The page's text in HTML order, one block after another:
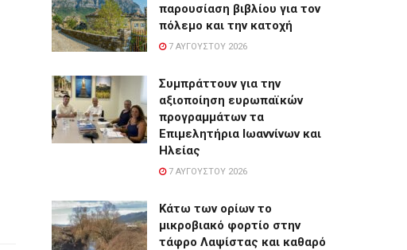
παρουσίαση βιβλίου για τον
πόλεμο και την κατοχή
7 ΑΥΓΟΎΣΤΟΥ 2026
Συμπράττουν για την
αξιοποίηση ευρωπαϊκών
προγραμμάτων τα
Επιμελητήρια Ιωαννίνων και
Ηλείας
7 ΑΥΓΟΎΣΤΟΥ 2026
Κάτω των ορίων το
μικροβιακό φορτίο στην
τάφρο Λαψίστας και καθαρό